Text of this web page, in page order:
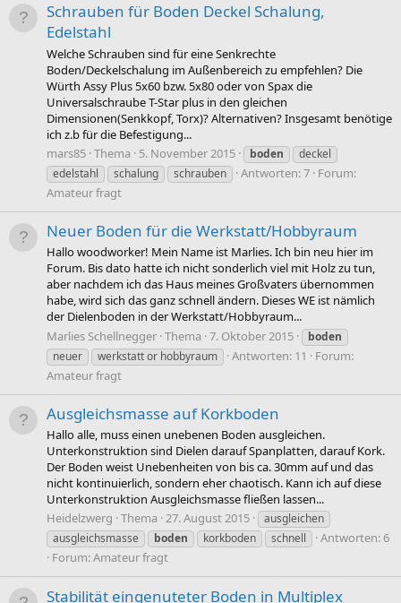
Schrauben für Boden Deckel Schalung,
Edelstahl
Welche Schrauben sind für eine Senkrechte
Boden/Deckelschalung im Außenbereich zu empfehlen? Die
Würth Assy Plus 5x60 bzw. 5x80 oder von Spax die
Universalschraube T-Star plus in den gleichen
Dimensionen(Senkkopf, Torx)? Alternativen? Insgesamt benötige
ich z.b für die Befestigung...
mars85 Thema 5. November 2015 boden
deckel
edelstahl
schalung schrauben Antworten: 7 Forum:
Amateur fragt
Neuer Boden für die Werkstatt/Hobbyraum
Hallo woodworker! Mein Name ist Marlies. Ich bin neu hier im
Forum. Bis dato hatte ich nicht sonderlich viel mit Holz zu tun,
aber nachdem ich das Haus meines Großvaters übernommen
habe, wird sich das ganz schnell ändern. Dieses WE ist nämlich
der Dielenboden in der Werkstatt/Hobbyraum...
Marlies Schellnegger Thema 7. Oktober 2015
boden
neuer
werkstatt or hobbyraum Antworten: 11
Forum:
Amateur fragt
Ausgleichsmasse auf Korkboden
Hallo alle, muss einen unebenen Boden ausgleichen.
Unterkonstruktion sind Dielen darauf Spanplatten, darauf Kork.
Der Boden weist Unebenheiten von bis ca. 30mm auf und das
nicht kontinuierlich, sondern eher chaotisch. Kann ich auf diese
Unterkonstruktion Ausgleichsmasse fließen lassen...
Heidelzwerg Thema 27. August 2015
ausgleichen
ausgleichsmasse
boden korkboden schnell
Antworten: 6
Forum:Amateur fragt
Stabilität eingenuteter Boden in Multiplex